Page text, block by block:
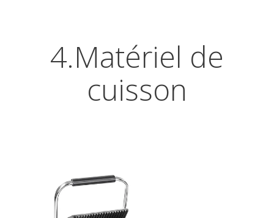
4.Matériel de
cuisson